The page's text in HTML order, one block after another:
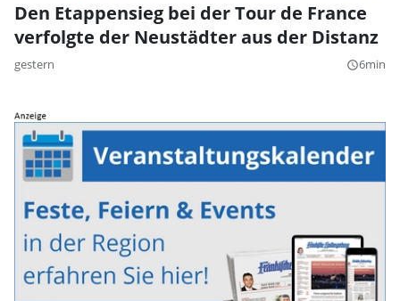
Den Etappensieg bei der Tour de France
verfolgte der Neustädter aus der Distanz
gestern query_builder6min